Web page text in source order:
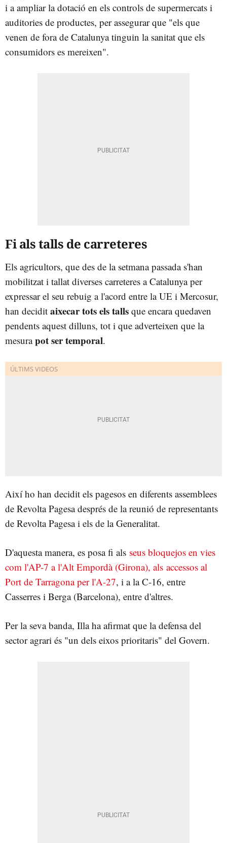
i a ampliar la dotació en els controls de supermercats i
auditories de productes, per assegurar que "els que
venen de fora de Catalunya tinguin la sanitat que els
consumidors es mereixen".
Fi als talls de carreteres
Els agricultors, que des de la setmana passada s'han
mobilitzat i tallat diverses carreteres a Catalunya per
expressar el seu rebuig a l'acord entre la UE i Mercosur,
han decidit aixecar tots els talls que encara quedaven
pendents aquest dilluns, tot i que adverteixen que la
mesurapot ser temporal.
Així ho han decidit els pagesos en diferents assemblees
de Revolta Pagesa després de la reunió de representants
de Revolta Pagesa i els de la Generalitat.
D'aquesta manera, es posa fi als seus bloquejos en vies
com l'AP-7 a l'Alt Empordà (Girona), als accessos al
Port de Tarragona per l'A-27, i a la C-16, entre
Casserres i Berga (Barcelona), entre d'altres.
Per la seva banda, Illa ha afirmat que la defensa del
sector agrari és "un dels eixos prioritaris" del Govern.